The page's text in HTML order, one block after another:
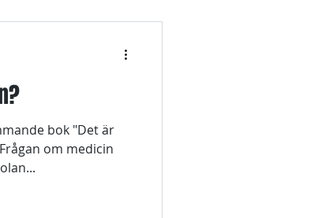
bok "Det är
om medicin